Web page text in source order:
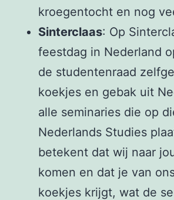
kroegentocht en nog
Sinterclaas: Op
feestdag in Nederland
de studentenraad
koekjes en gebak uit
alle seminaries die op
Nederlands Studies
betekent dat wij naar
komen en dat je van
koekjes krijgt, wat de